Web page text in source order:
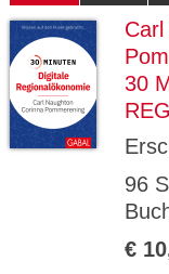
30
96
€